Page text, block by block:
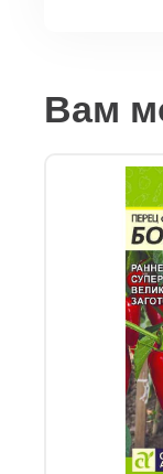
Вам